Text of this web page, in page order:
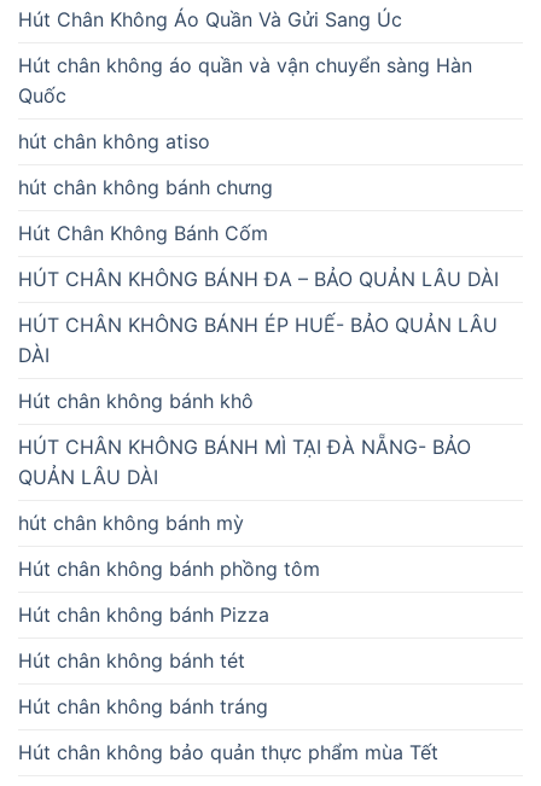
Hút Chân Không Áo Quần Và Gửi Sang Úc
Hút chân không áo quần và vận chuyển sàng Hàn
Quốc
hút chân không atiso
hút chân không bánh chưng
Hút Chân Không Bánh Cốm
HÚT CHÂN KHÔNG BÁNH ĐA – BẢO QUẢN LÂU DÀI
HÚT CHÂN KHÔNG BÁNH ÉP HUẾ- BẢO QUẢN LÂU
DÀI
Hút chân không bánh khô
HÚT CHÂN KHÔNG BÁNH MÌ TẠI ĐÀ NẴNG- BẢO
QUẢN LÂU DÀI
hút chân không bánh mỳ
Hút chân không bánh phồng tôm
Hút chân không bánh Pizza
Hút chân không bánh tét
Hút chân không bánh tráng
Hút chân không bảo quản thực phẩm mùa Tết